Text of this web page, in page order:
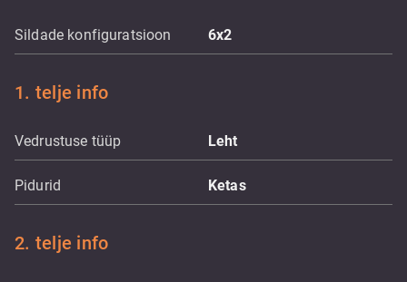
Sildade konfiguratsioon 6x2
1. telje info
Vedrustuse tüüp Leht
Pidurid Ketas
2. telje info